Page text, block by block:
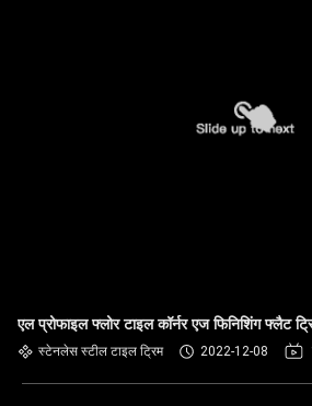
एल प्रोफाइल फ्लोर टाइल कॉर्नर एज फिनिशिंग फ्लैट
स्टेनलेस स्टील टाइल ट्रिम 2022-12-08